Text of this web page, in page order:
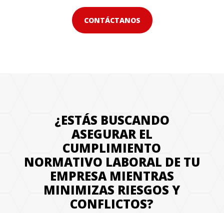
CONTÁCTANOS
¿ESTÁS BUSCANDO
ASEGURAR EL
CUMPLIMIENTO
NORMATIVO LABORAL DE TU
EMPRESA MIENTRAS
MINIMIZAS RIESGOS Y
CONFLICTOS?